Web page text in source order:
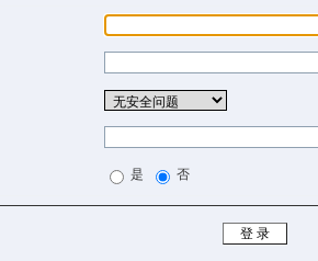
是 否